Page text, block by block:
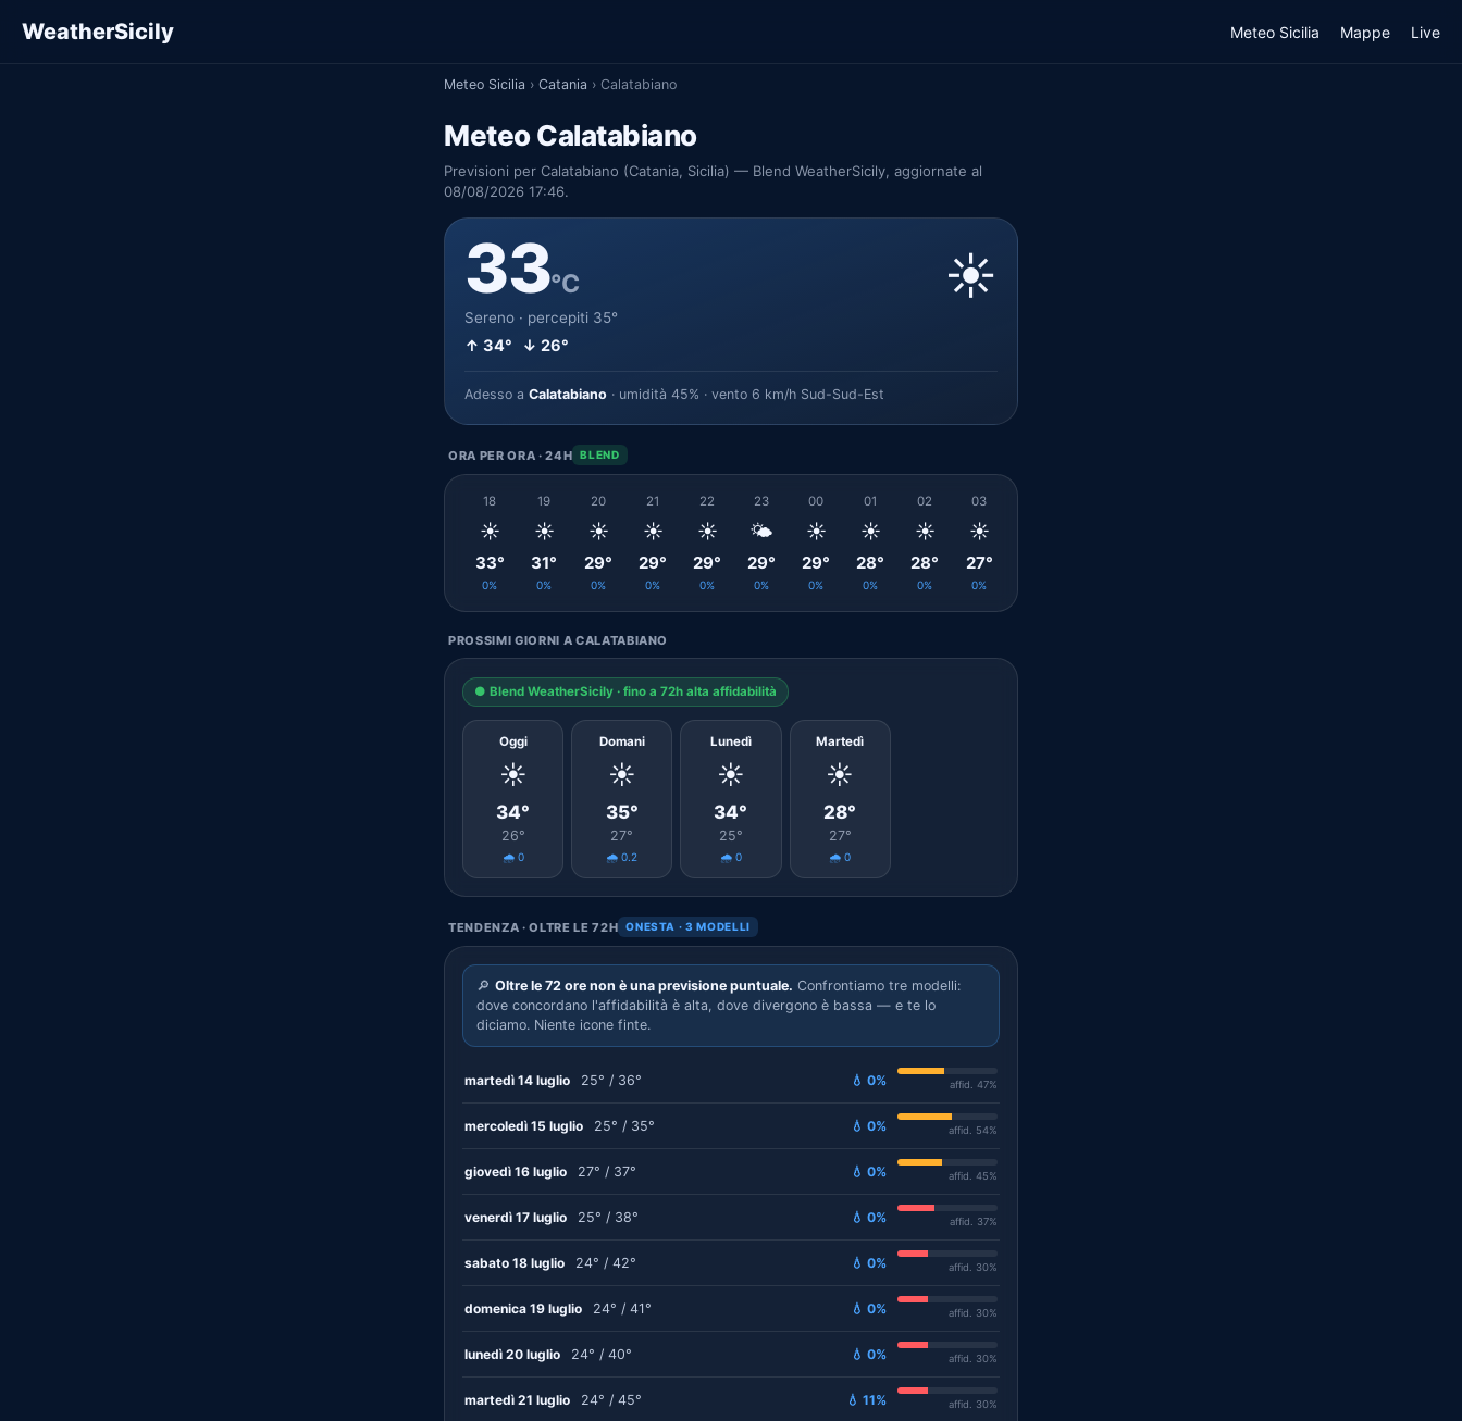
WeatherSicily Meteo Sicilia Mappe Live
Meteo Sicilia › Catania › Calatabiano
Meteo Calatabiano
Previsioni per Calatabiano (Catania, Sicilia) — Blend WeatherSicily, aggiornate al
08/08/2026 17:46.
33°C
Sereno · percepiti 35°
↑ 34° ↓ 26°
☀️
Adesso a Calatabiano · umidità 45% · vento 6 km/h Sud-Sud-Est
ORA PER ORA · 24H BLEND
18
☀️
33°
0%
19
☀️
31°
0%
20
☀️
29°
0%
21
☀️
29°
0%
22
☀️
29°
0%
23
🌤️
29°
0%
00
☀️
29°
0%
01
☀️
28°
0%
02
☀️
28°
0%
03
☀️
27°
0%
PROSSIMI GIORNI A CALATABIANO
● Blend WeatherSicily · fino a 72h alta affidabilità
Oggi
☀️
34°
26°
🌧️ 0
Domani
☀️
35°
27°
🌧️ 0.2
Lunedì
☀️
34°
25°
🌧️ 0
Martedì
☀️
28°
27°
🌧️ 0
TENDENZA · OLTRE LE 72H ONESTA · 3 MODELLI
🔎 Oltre le 72 ore non è una previsione puntuale. Confrontiamo tre modelli:
dove concordano l'affidabilità è alta, dove divergono è bassa — e te lo
diciamo. Niente icone finte.
martedì 14 luglio 25° / 36° 💧 0% affid. 47%
mercoledì 15 luglio 25° / 35° 💧 0% affid. 54%
giovedì 16 luglio 27° / 37° 💧 0% affid. 45%
venerdì 17 luglio 25° / 38° 💧 0% affid. 37%
sabato 18 luglio 24° / 42° 💧 0% affid. 30%
domenica 19 luglio 24° / 41° 💧 0% affid. 30%
lunedì 20 luglio 24° / 40° 💧 0% affid. 30%
martedì 21 luglio 24° / 45° 💧 11% affid. 30%